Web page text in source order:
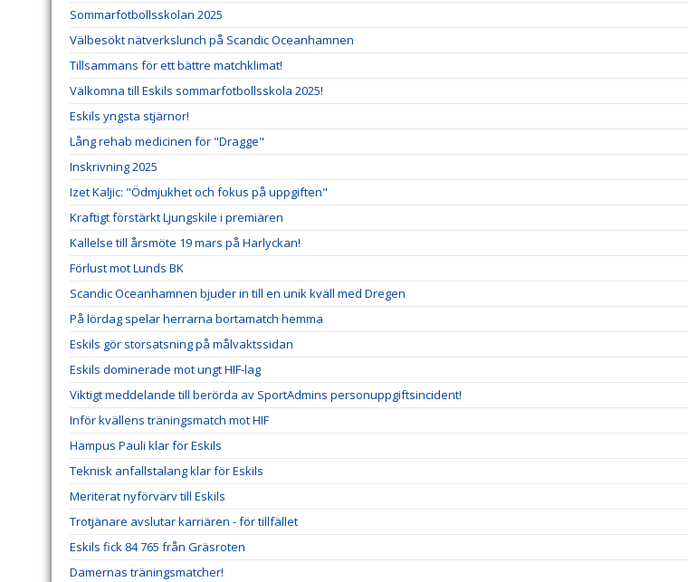
Sommarfotbollsskolan 2025
Välbesökt nätverkslunch på Scandic Oceanhamnen
Tillsammans för ett bättre matchklimat!
Välkomna till Eskils sommarfotbollsskola 2025!
Eskils yngsta stjärnor!
Lång rehab medicinen för "Dragge"
Inskrivning 2025
Izet Kaljic: "Ödmjukhet och fokus på uppgiften"
Kraftigt förstärkt Ljungskile i premiären
Kallelse till årsmöte 19 mars på Harlyckan!
Förlust mot Lunds BK
Scandic Oceanhamnen bjuder in till en unik kväll med Dregen
På lördag spelar herrarna bortamatch hemma
Eskils gör storsatsning på målvaktssidan
Eskils dominerade mot ungt HIF-lag
Viktigt meddelande till berörda av SportAdmins personuppgiftsincident!
Inför kvällens träningsmatch mot HIF
Hampus Pauli klar för Eskils
Teknisk anfallstalang klar för Eskils
Meriterat nyförvärv till Eskils
Trotjänare avslutar karriären - för tillfället
Eskils fick 84 765 från Gräsroten
Damernas träningsmatcher!